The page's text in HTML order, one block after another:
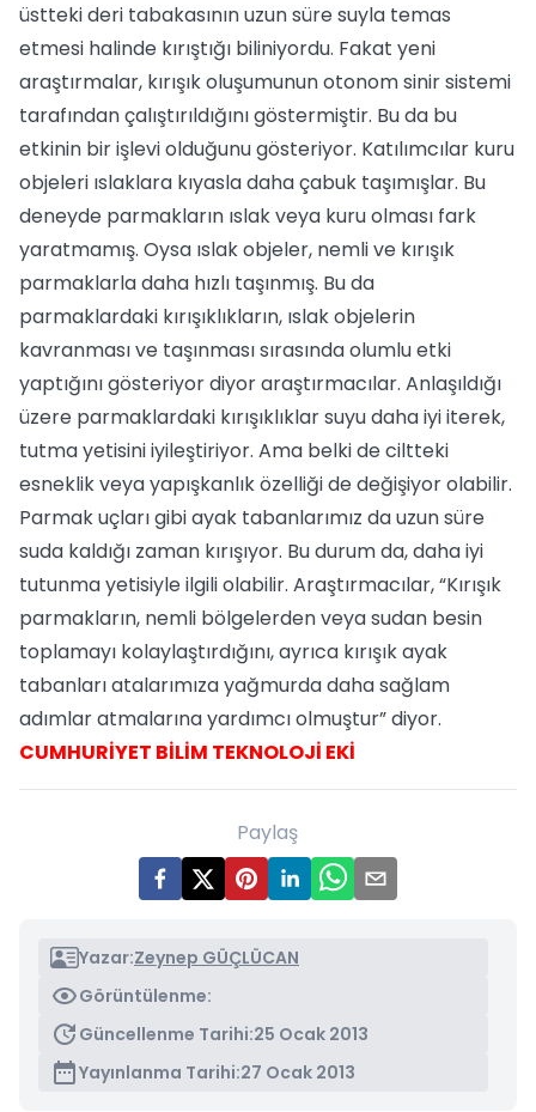
üstteki deri tabakasının uzun süre suyla temas
etmesi halinde kırıştığı biliniyordu. Fakat yeni
araştırmalar, kırışık oluşumunun otonom sinir sistemi
tarafından çalıştırıldığını göstermiştir. Bu da bu
etkinin bir işlevi olduğunu gösteriyor. Katılımcılar kuru
objeleri ıslaklara kıyasla daha çabuk taşımışlar. Bu
deneyde parmakların ıslak veya kuru olması fark
yaratmamış. Oysa ıslak objeler, nemli ve kırışık
parmaklarla daha hızlı taşınmış. Bu da
parmaklardaki kırışıklıkların, ıslak objelerin
kavranması ve taşınması sırasında olumlu etki
yaptığını gösteriyor diyor araştırmacılar. Anlaşıldığı
üzere parmaklardaki kırışıklıklar suyu daha iyi iterek,
tutma yetisini iyileştiriyor. Ama belki de ciltteki
esneklik veya yapışkanlık özelliği de değişiyor olabilir.
Parmak uçları gibi ayak tabanlarımız da uzun süre
suda kaldığı zaman kırışıyor. Bu durum da, daha iyi
tutunma yetisiyle ilgili olabilir. Araştırmacılar, “Kırışık
parmakların, nemli bölgelerden veya sudan besin
toplamayı kolaylaştırdığını, ayrıca kırışık ayak
tabanları atalarımıza yağmurda daha sağlam
adımlar atmalarına yardımcı olmuştur” diyor.
CUMHURİYET BİLİM TEKNOLOJİ EKİ
Paylaş
Yazar:Zeynep GÜÇLÜCAN
Görüntülenme:
Güncellenme Tarihi:25 Ocak 2013
Yayınlanma Tarihi:27 Ocak 2013